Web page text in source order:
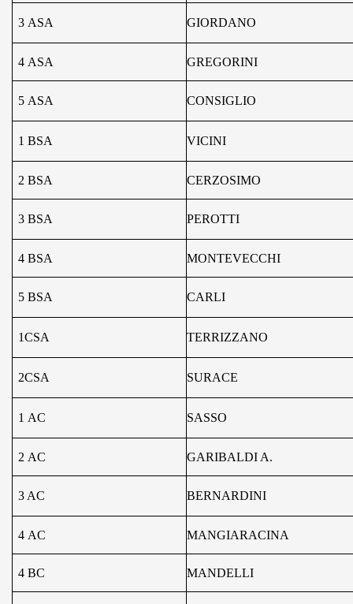
3 ASA GIORDANO
4 ASA GREGORINI
5 ASA CONSIGLIO
1 BSA VICINI
2 BSA CERZOSIMO
3 BSA PEROTTI
4 BSA MONTEVECCHI
5 BSA CARLI
1CSA TERRIZZANO
2CSA SURACE
1 AC SASSO
2 AC GARIBALDI A.
3 AC BERNARDINI
4 AC MANGIARACINA
4 BC MANDELLI